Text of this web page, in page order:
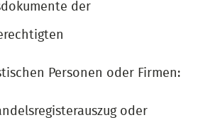
der
Personen oder Firmen:
oder